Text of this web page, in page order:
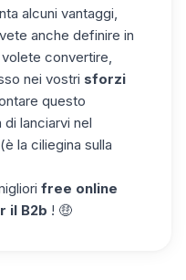
alcuni vantaggi,
anche definire in
convertire,
nei vostri sforzi
questo
lanciarvi nel
la ciliegina sulla
free online
il B2b ! 🤑